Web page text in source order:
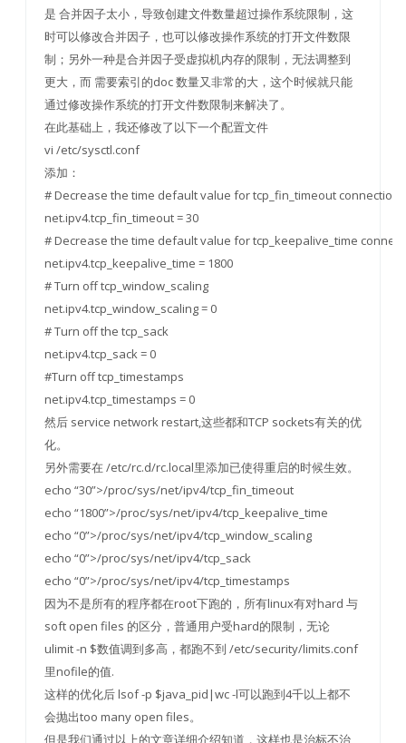
是 合并因子太小，导致创建文件数量超过操作系统限制，这
时可以修改合并因子，也可以修改操作系统的打开文件数限
制；另外一种是合并因子受虚拟机内存的限制，无法调整到
更大，而 需要索引的doc 数量又非常的大，这个时候就只能
通过修改操作系统的打开文件数限制来解决了。
在此基础上，我还修改了以下一个配置文件
vi /etc/sysctl.conf
添加：
# Decrease the time default value for tcp_fin_timeout connection
net.ipv4.tcp_fin_timeout = 30
# Decrease the time default value for tcp_keepalive_time
net.ipv4.tcp_keepalive_time = 1800
# Turn off tcp_window_scaling
net.ipv4.tcp_window_scaling = 0
# Turn off the tcp_sack
net.ipv4.tcp_sack = 0
#Turn off tcp_timestamps
net.ipv4.tcp_timestamps = 0
然后 service network restart,这些都和TCP sockets有关的优
化。
另外需要在 /etc/rc.d/rc.local里添加已使得重启的时候生效。
echo “30”>/proc/sys/net/ipv4/tcp_fin_timeout
echo “1800”>/proc/sys/net/ipv4/tcp_keepalive_time
echo “0”>/proc/sys/net/ipv4/tcp_window_scaling
echo “0”>/proc/sys/net/ipv4/tcp_sack
echo “0”>/proc/sys/net/ipv4/tcp_timestamps
因为不是所有的程序都在root下跑的，所有linux有对hard 与
soft open files 的区分，普通用户受hard的限制，无论
ulimit -n $数值调到多高，都跑不到 /etc/security/limits.conf
里nofile的值.
这样的优化后 lsof -p $java_pid|wc -l可以跑到4千以上都不
会抛出too many open files。
但是我们通过以上的文章详细介绍知道，这样也是治标不治